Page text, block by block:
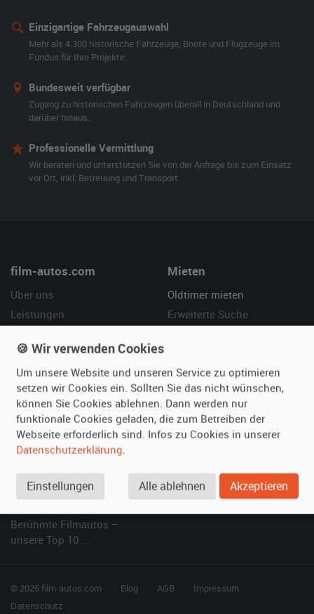
Einzigartige Fahrzeugauswahl
Mehr als 4.300 historische Fahrzeuge, Boote und Flugzeuge im
Fundus für Ihre Projekte.
Bundesweit verfügbar
Zugang zu historischen Fahrzeugen überall in Deutschland und
darüber hinaus.
Professionelle Vermittlung
Wir beraten und unterstützen Sie von der Anfrage bis zum Einsatz
vor Ort, inkl. Betreuung und Transport.
film-autos.com
Über uns
Leistungen
Kundenmeinungen
Mieten
Oldtimer mieten
Erweiterte Suche
Vermieten
Oldtimer anmelden
Fotos senden
Fragen für Vermieter
Inserat verwalten
Hilfe
Häufige Fragen (FAQ)
So funktioniert's
Berühmte Filmautos –
unsere Top 10 ...
© 2026 film-autos.com Blog AGB
Impressum
Datenschutz
🍪 Wir verwenden Cookies
Um unsere Website und unseren Service zu optimieren
setzen wir Cookies ein. Sollten Sie das nicht wünschen,
können Sie Cookies ablehnen. Dann werden nur
funktionale Cookies geladen, die zum Betreiben der
Webseite erforderlich sind. Infos zu Cookies in unserer
Datenschutzerklärung.
Einstellungen Alle ablehnen Akzeptieren